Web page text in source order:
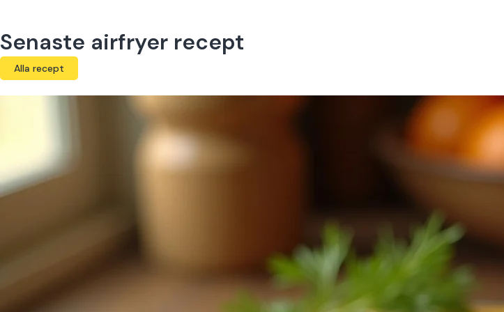
Senaste airfryer recept
Alla recept